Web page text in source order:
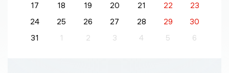
17
18 19 20 21 22
23
24
25 26 27 28 29
30
31
1 2 3 4 5 6